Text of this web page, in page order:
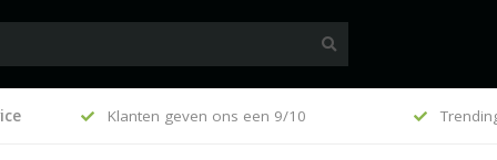
Klanten geven ons een 9/10